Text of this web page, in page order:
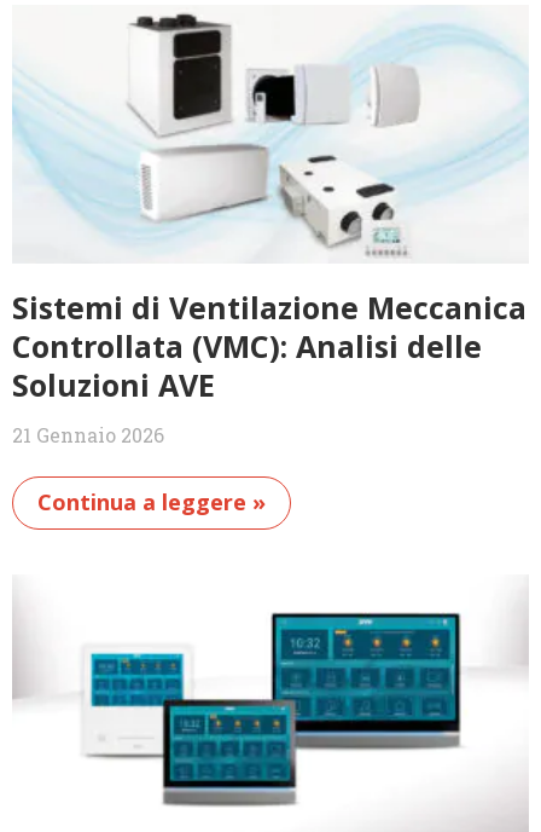
Sistemi di Ventilazione Meccanica
Controllata (VMC): Analisi delle
Soluzioni AVE
21 Gennaio 2026
Continua a leggere »